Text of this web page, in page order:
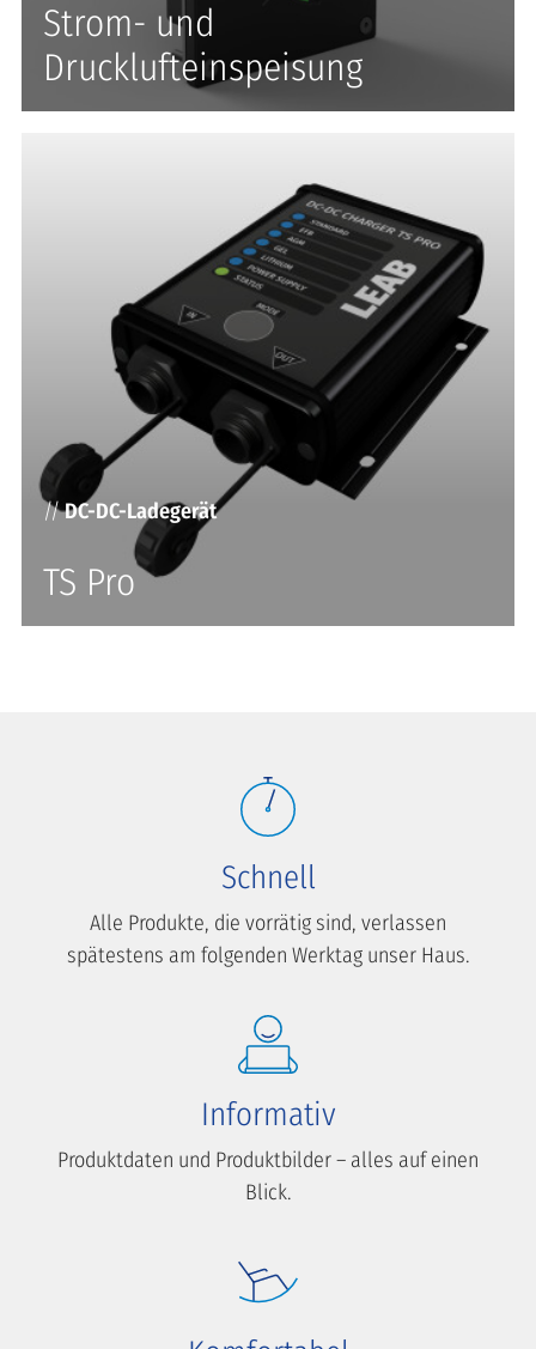
Strom- und
Drucklufteinspeisung
//DC-DC-Ladegerät
TS Pro
Schnell
Alle Produkte, die vorrätig sind, verlassen
spätestens am folgenden Werktag unser Haus.
Informativ
Produktdaten und Produktbilder – alles auf einen
Blick.